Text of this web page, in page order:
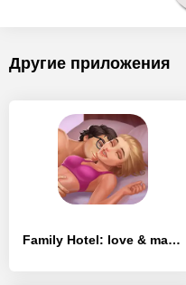
Другие приложения
Family Hotel: love & match-3 - [MOD Много монет]